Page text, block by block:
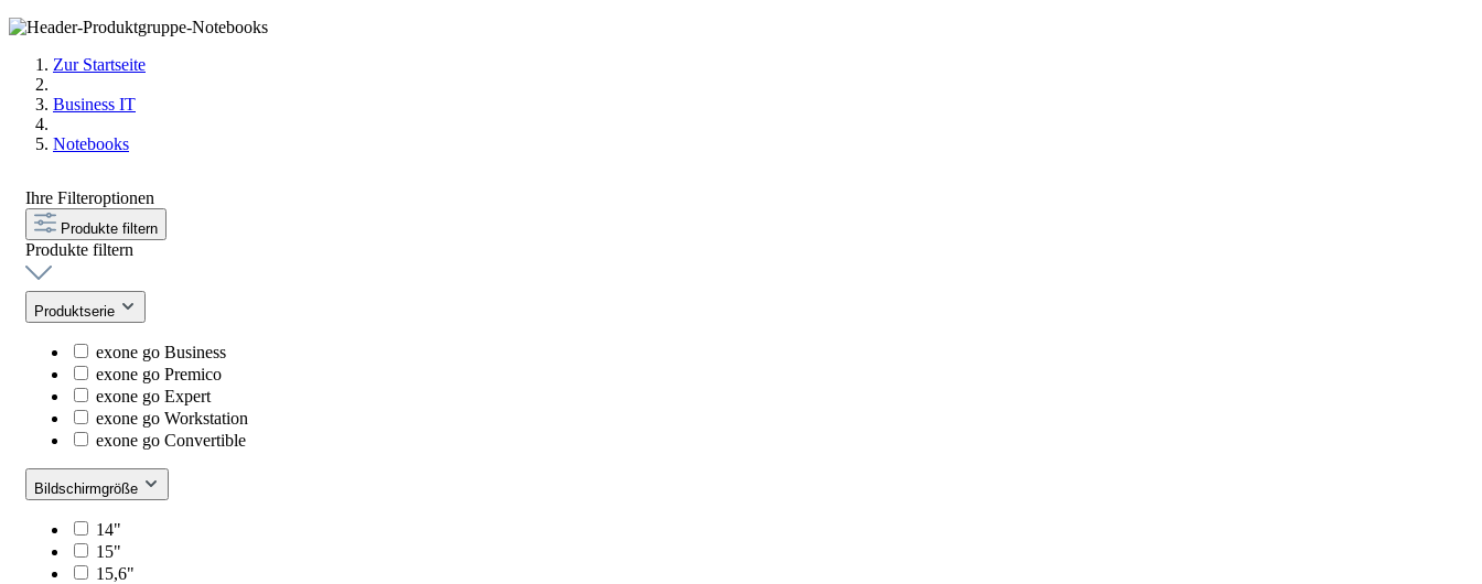
Zur Startseite
Business IT
Notebooks
Ihre Filteroptionen
Produkte filtern
Produkte filtern
Produktserie
exone go Business
exone go Premico
exone go Expert
exone go Workstation
exone go Convertible
Bildschirmgröße
14"
15"
15,6"